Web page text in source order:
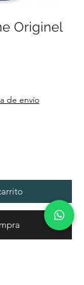
Originel
de envío